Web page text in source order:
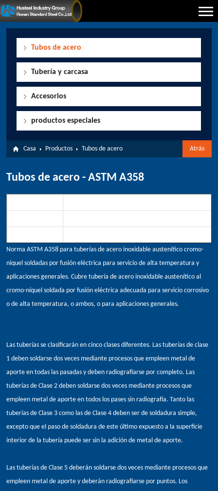
Tubos de acero
Tubería y carcasa
Accesorios
productos especiales
Atrás
Casa Productos Tubos de acero
Tubos de acero - ASTM A358
Norma ASTM A358 para tuberías de acero inoxidable austenítico cromo-
níquel soldadas por fusión eléctrica para servicio de alta temperatura y
aplicaciones generales. Cubre tubería de acero inoxidable austenítico al
cromo-níquel soldada por fusión eléctrica adecuada para servicio corrosivo
o de alta temperatura, o ambos, o para aplicaciones generales.
Las tuberías se clasificarán en cinco clases diferentes. Las tuberías de clase
1 deben soldarse dos veces mediante procesos que empleen metal de
aporte en todas las pasadas y deben radiografiarse por completo. Las
tuberías de Clase 2 deben soldarse dos veces mediante procesos que
empleen metal de aporte en todos los pases sin radiografía. Tanto las
tuberías de Clase 3 como las de Clase 4 deben ser de soldadura simple,
excepto que el paso de soldadura de este último expuesto a la superficie
interior de la tubería puede ser sin la adición de metal de aporte.
Las tuberías de Clase 5 deberán soldarse dos veces mediante procesos que
empleen metal de aporte y deberán radiografiarse por puntos. Los